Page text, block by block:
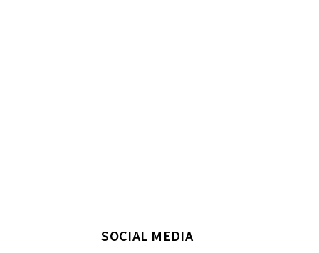
SOCIAL MEDIA